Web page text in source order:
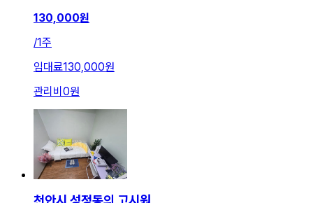
130,000원
/1주
임대료130,000원
관리비 0원